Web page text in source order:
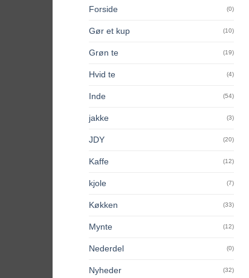
Forside (0)
Gør et kup (10)
Grøn te (19)
Hvid te (4)
Inde (54)
jakke (3)
JDY (20)
Kaffe (12)
kjole (7)
Køkken (33)
Mynte (12)
Nederdel (0)
Nyheder (32)